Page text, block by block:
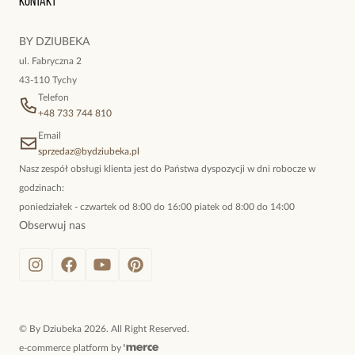
BY DZIUBEKA
ul. Fabryczna 2
43-110 Tychy
Telefon
+48 733 744 810
Email
sprzedaz@bydziubeka.pl
Nasz zespół obsługi klienta jest do Państwa dyspozycji w dni robocze w
godzinach:
poniedziałek - czwartek od 8:00 do 16:00 piatek od 8:00 do 14:00
Obserwuj nas
© By Dziubeka 2026. All Right Reserved.
e-commerce platform by